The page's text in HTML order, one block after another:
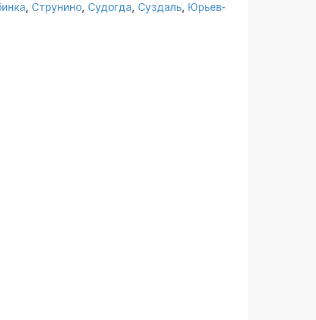
, Струнино, Судогда, Суздаль, Юрьев-